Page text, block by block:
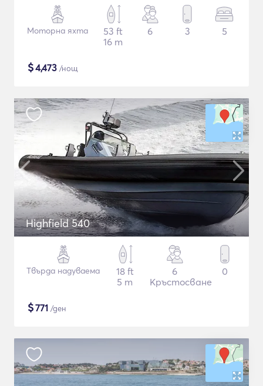
Моторна яхта
53 ft
16 m
6 3 5
$4,473 /нощ
Highfield 540
Твърда надуваема
18 ft
5 m
6
Кръстосване
0
$771 /ден